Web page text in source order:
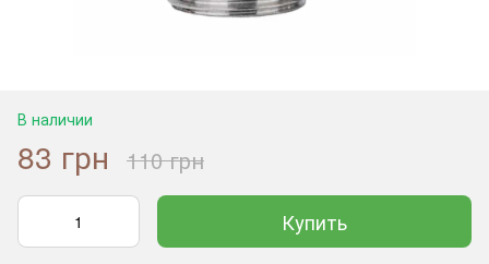
В наличии
83 грн 110 грн
Купить